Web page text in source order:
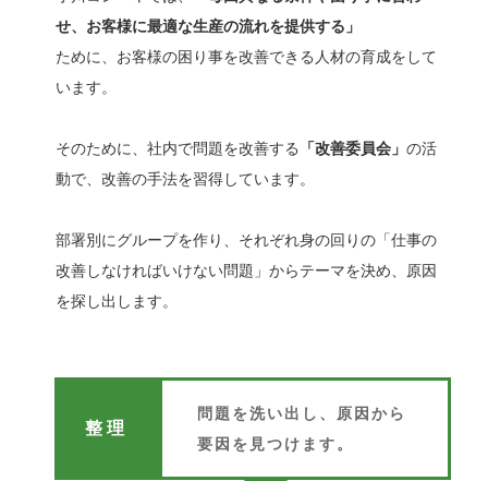
せ、お客様に最適な生産の流れを提供する」
ために、 お客様の困り事を改善できる人材の育成をして
います。
そのために、社内で問題を改善する 「改善委員会」 の活
動で、改善の手法を習得しています。
部署別にグループを作り、それぞれ身の回りの「仕事の
改善しなければいけない問題」からテーマを決め、原因
を探し出します。
整理
問題を洗い出し、原因から
要因を見つけます。